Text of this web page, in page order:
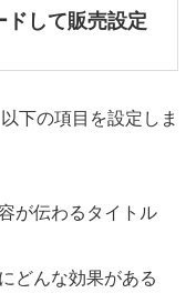
ドして販売設定
下の項目を設定しま
が伝わるタイトル
どんな効果がある